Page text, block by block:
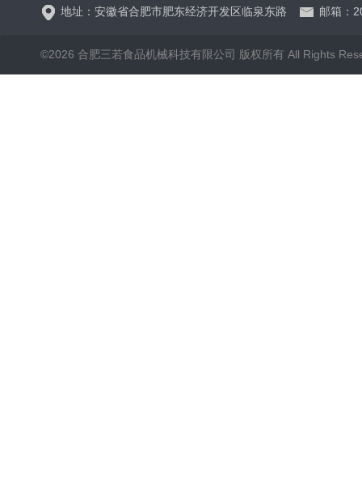
地址：安徽省合肥市肥东经济开发区临泉东路 邮箱：
©2026 合肥三若食品机械科技有限公司 版权所有 All Rights